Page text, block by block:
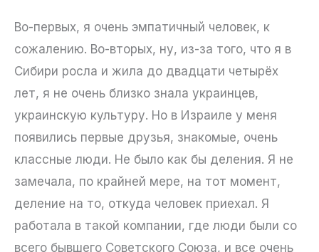
Во-первых, я очень эмпатичный человек, к
сожалению. Во-вторых, ну, из-за того, что я в
Сибири росла и жила до двадцати четырёх
лет, я не очень близко знала украинцев,
украинскую культуру. Но в Израиле у меня
появились первые друзья, знакомые, очень
классные люди. Не было как бы деления. Я не
замечала, по крайней мере, на тот момент,
деление на то, откуда человек приехал. Я
работала в такой компании, где люди были со
всего бывшего Советского Союза, и все очень